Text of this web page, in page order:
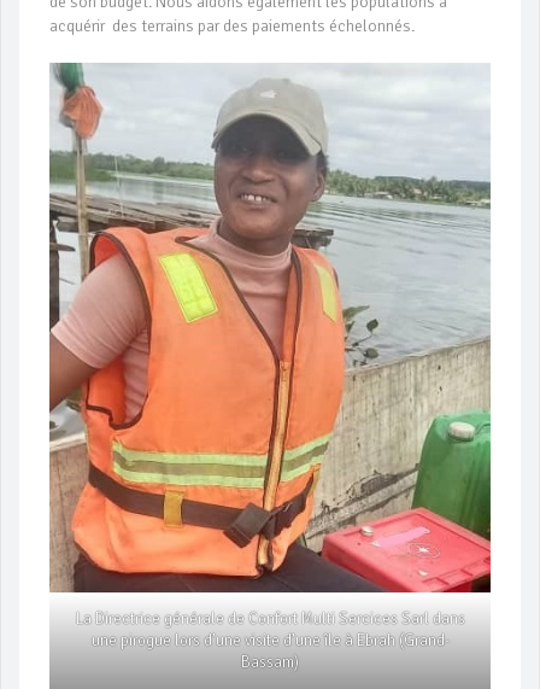
acquérir des terrains par des paiements échelonnés.
La Directrice générale de Confort Multi Sercices Sarl dans
une pirogue lors d’une visite d’une île à Ebrah (Grand-
Bassam)